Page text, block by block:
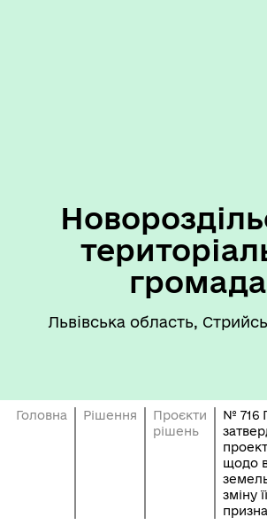
громада
Львівська область,
Головна Рішення
Проєкти
рішень
№ 716
щодо
зміну